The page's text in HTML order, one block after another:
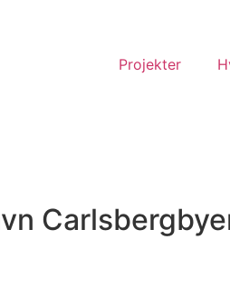
Projekter